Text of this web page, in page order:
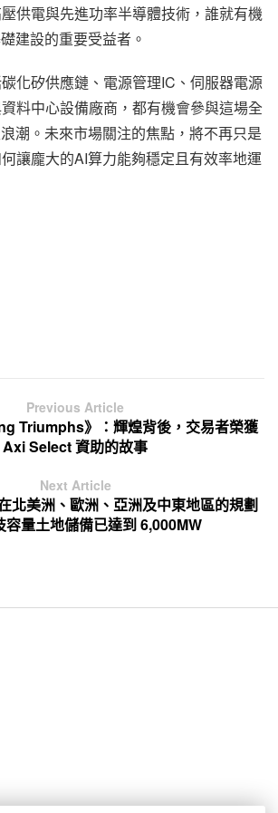
供電與先進功率半導體技術，誰就有機
建設的重要受益者。
化矽供應鏈、電源管理IC、伺服器電源
料中心設備廠商，都有機會參與這場全
潮。未來市場關注的焦點，將不再只是
讓龐大的AI算力能夠穩定且有效率地運
Previous Article
Triumphs》：輝煌背後，交易者榮獲
Axi Select 資助的故事
Next Article
北美洲、歐洲、亞洲及中東地區的規劃
容量土地儲備已達到 6,000MW